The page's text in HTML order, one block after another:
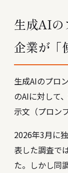
生成AIの
企業が「
生成AIのプロ
のAIに対して
示文（プロン
2026年3月に
表した調査で
た。しかし同